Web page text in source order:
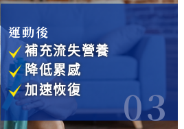
運動後
補充流失營養
降低累感
加速恢復
03